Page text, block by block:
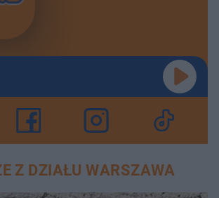
Z DZIAŁU WARSZAWA